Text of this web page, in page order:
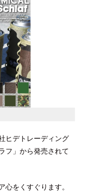
ヒデトレーディング
フ」から発売されて
をくすぐります。